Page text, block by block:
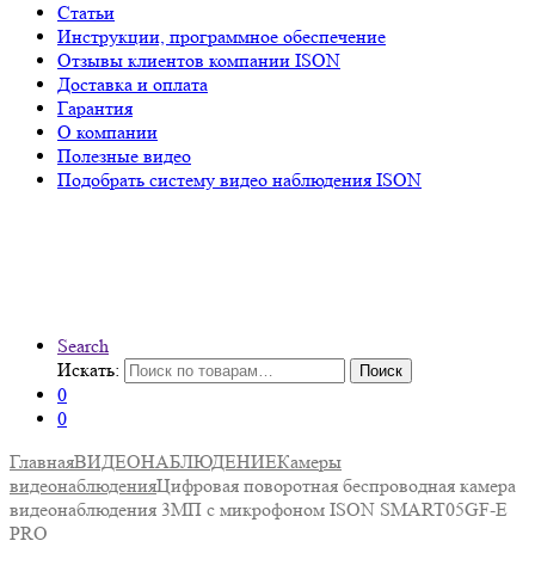
Статьи
Инструкции, программное обеспечение
Отзывы клиентов компании ISON
Доставка и оплата
Гарантия
О компании
Полезные видео
Подобрать систему видео наблюдения ISON
Search
Искать:
Поиск
0
0
ГлавнаяВИДЕОНАБЛЮДЕНИЕКамеры
видеонаблюденияЦифровая поворотная беспроводная камера
видеонаблюдения 3МП с микрофоном ISON SMART05GF-E
PRO